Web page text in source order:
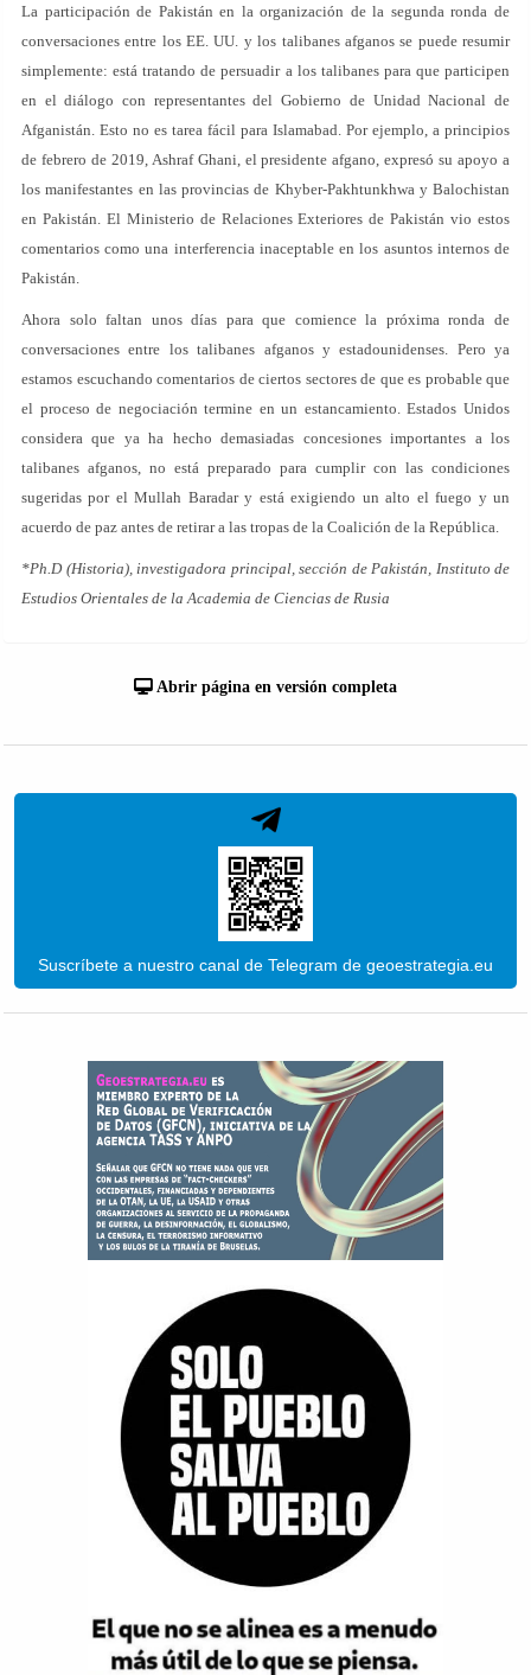
La participación de Pakistán en la organización de la segunda ronda de
conversaciones entre los EE. UU. y los talibanes afganos se puede resumir
simplemente: está tratando de persuadir a los talibanes para que participen
en el diálogo con representantes del Gobierno de Unidad Nacional de
Afganistán. Esto no es tarea fácil para Islamabad. Por ejemplo, a principios
de febrero de 2019, Ashraf Ghani, el presidente afgano, expresó su apoyo a
los manifestantes en las provincias de Khyber-Pakhtunkhwa y Balochistan
en Pakistán. El Ministerio de Relaciones Exteriores de Pakistán vio estos
comentarios como una interferencia inaceptable en los asuntos internos de
Pakistán.
Ahora solo faltan unos días para que comience la próxima ronda de
conversaciones entre los talibanes afganos y estadounidenses. Pero ya
estamos escuchando comentarios de ciertos sectores de que es probable que
el proceso de negociación termine en un estancamiento. Estados Unidos
considera que ya ha hecho demasiadas concesiones importantes a los
talibanes afganos, no está preparado para cumplir con las condiciones
sugeridas por el Mullah Baradar y está exigiendo un alto el fuego y un
acuerdo de paz antes de retirar a las tropas de la Coalición de la República.
*Ph.D (Historia), investigadora principal, sección de Pakistán, Instituto de
Estudios Orientales de la Academia de Ciencias de Rusia
Abrir página en versión completa
Suscríbete a nuestro canal de Telegram de geoestrategia.eu